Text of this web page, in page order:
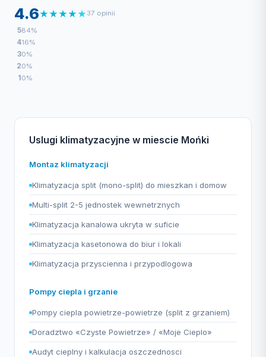
4.6★★★★★ 37 opinii
584%
416%
30%
20%
10%
Uslugi klimatyzacyjne w miescie Mońki
Montaz klimatyzacji
Klimatyzacja split (mono-split) do mieszkan i domow
Multi-split 2-5 jednostek wewnetrznych
Klimatyzacja kanalowa ukryta w suficie
Klimatyzacja kasetonowa do biur i lokali
Klimatyzacja przyscienna i przypodlogowa
Pompy ciepla i grzanie
Pompy ciepla powietrze-powietrze (split z grzaniem)
Doradztwo «Czyste Powietrze» / «Moje Cieplo»
Audyt cieplny i kalkulacja oszczednosci